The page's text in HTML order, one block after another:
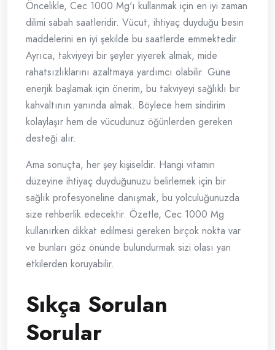
Öncelikle, Cec 1000 Mg'ı kullanmak için en iyi zaman
dilimi sabah saatleridir. Vücut, ihtiyaç duyduğu besin
maddelerini en iyi şekilde bu saatlerde emmektedir.
Ayrıca, takviyeyi bir şeyler yiyerek almak, mide
rahatsızlıklarını azaltmaya yardımcı olabilir. Güne
enerjik başlamak için önerim, bu takviyeyi sağlıklı bir
kahvaltının yanında almak. Böylece hem sindirim
kolaylaşır hem de vücudunuz öğünlerden gereken
desteği alır.
Ama sonuçta, her şey kişiseldir. Hangi vitamin
düzeyine ihtiyaç duyduğunuzu belirlemek için bir
sağlık profesyoneline danışmak, bu yolculuğunuzda
size rehberlik edecektir. Özetle, Cec 1000 Mg
kullanırken dikkat edilmesi gereken birçok nokta var
ve bunları göz önünde bulundurmak sizi olası yan
etkilerden koruyabilir.
Sıkça Sorulan
Sorular